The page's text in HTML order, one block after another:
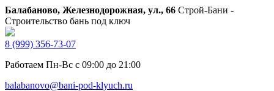
Балабаново, Железнодорожная, ул., 66 Строй-Бани -
Строительство бань под ключ
8 (999) 356-73-07
Работаем Пн-Вс с 09:00 до 21:00
balabanovo@bani-pod-klyuch.ru